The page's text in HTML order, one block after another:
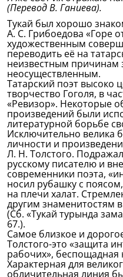
(Перевод В. Ганиева).
Тукай был хорошо
А. С. Грибоедова «Горе
художественным
переводить её на
неизвестным причинам
неосуществленным.
Татарский поэт высоко
творчество Гоголя, в
«Ревизор». Некоторые
произведений были
литературной борьбе
Исключительно велика
личности и
Л. Н. Толстого.
русскому писателю и
современники поэта,
носил рубашку с
на плечи халат.
другим знаменитостям
(Сб. «Тукай турында
67.).
Самое близкое и
Толстого-это «защита
рабочих», беспощадная
Характерная для
обличительная линия